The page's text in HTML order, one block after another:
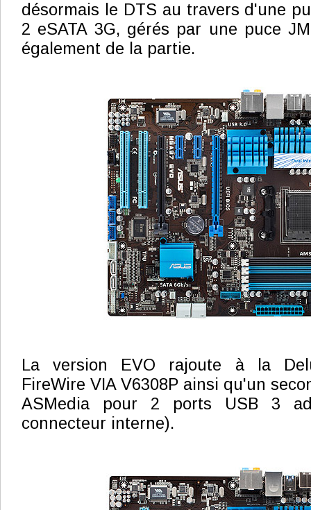
désormais le DTS au travers d'une
2 eSATA 3G, gérés par une puce
également de la partie.
La version EVO rajoute à la
FireWire VIA V6308P ainsi qu'un
ASMedia pour 2 ports USB 3
connecteur interne).